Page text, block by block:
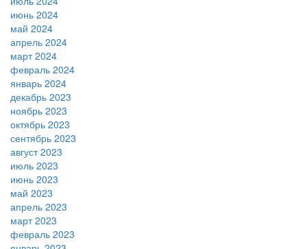
июнь 2024
май 2024
апрель 2024
март 2024
февраль 2024
январь 2024
декабрь 2023
ноябрь 2023
октябрь 2023
сентябрь 2023
август 2023
июль 2023
июнь 2023
май 2023
апрель 2023
март 2023
февраль 2023